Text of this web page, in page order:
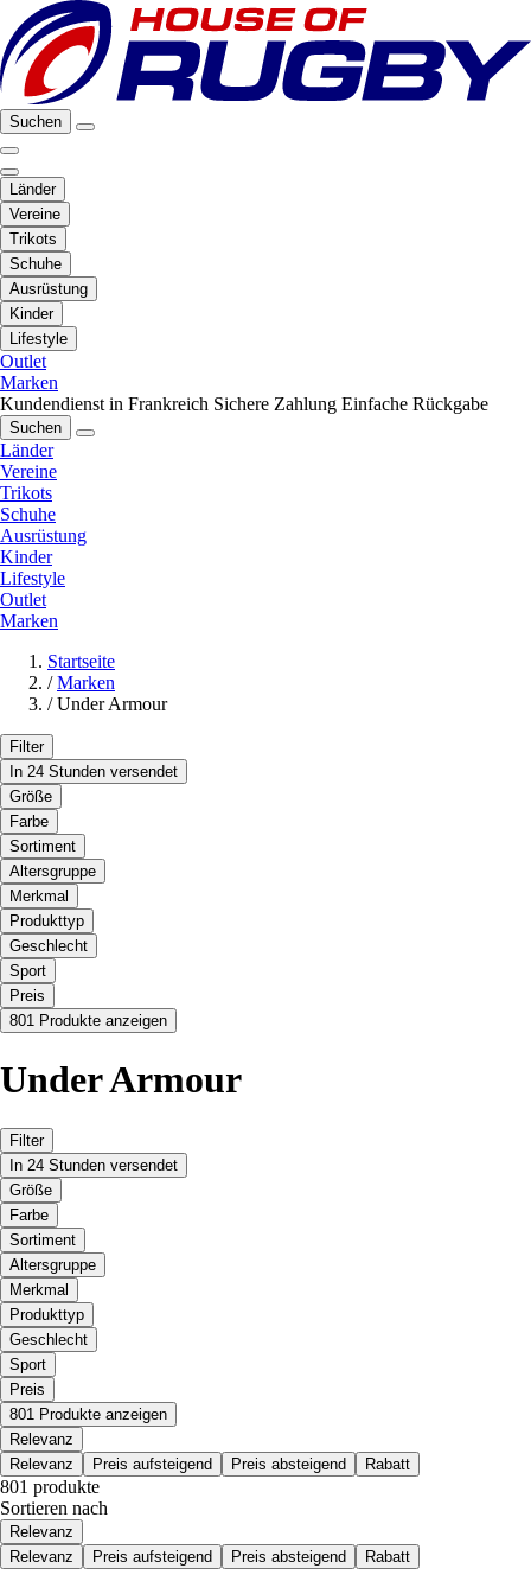
Suchen
Länder
Vereine
Trikots
Schuhe
Ausrüstung
Kinder
Lifestyle
Outlet
Marken
Kundendienst in Frankreich Sichere Zahlung Einfache Rückgabe
Suchen
Länder
Vereine
Trikots
Schuhe
Ausrüstung
Kinder
Lifestyle
Outlet
Marken
Startseite
/ Marken
/ Under Armour
Filter
In 24 Stunden versendet
Größe
Farbe
Sortiment
Altersgruppe
Merkmal
Produkttyp
Geschlecht
Sport
Preis
801 Produkte anzeigen
Under Armour
Filter
In 24 Stunden versendet
Größe
Farbe
Sortiment
Altersgruppe
Merkmal
Produkttyp
Geschlecht
Sport
Preis
801 Produkte anzeigen
Relevanz
Relevanz
Preis aufsteigend Preis absteigend Rabatt
801 produkte
Sortieren nach
Relevanz
Relevanz
Preis aufsteigend Preis absteigend Rabatt